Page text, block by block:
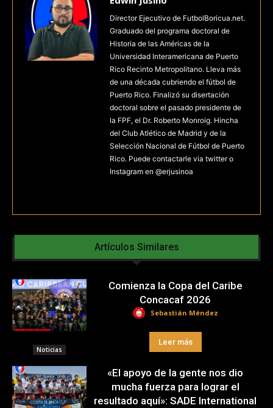
Director Ejecutivo de FutbolBoricua.net.
Graduado del programa doctoral de
Historia de las Américas de la
Universidad Interamericana de Puerto
Rico Recinto Metropolitano. Lleva más
de una década cubriendo el fútbol de
Puerto Rico. Finalizó su disertación
doctoral sobre el pasado presidente de
la FPF, el Dr. Roberto Monroig. Hincha
del Club Atlético de Madrid y de la
Selección Nacional de Fútbol de Puerto
Rico. Puede contactarle via twitter o
Instagram en @erjusinoa
Artículos Similares
Noticias
Comienza la Copa del Caribe
Concacaf 2026
Sebastián Méndez
Leer más
«El apoyo de la gente nos dio
mucha fuerza para lograr el
resultado aquí»: SADE International